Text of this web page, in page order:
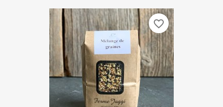
favorite_border